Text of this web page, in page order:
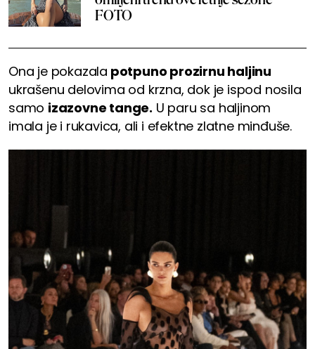
FOTO
Ona je pokazala potpuno prozirnu haljinu
ukrašenu delovima od krzna, dok je ispod nosila
samo izazovne tange. U paru sa haljinom
imala je i rukavica, ali i efektne zlatne minđuše.